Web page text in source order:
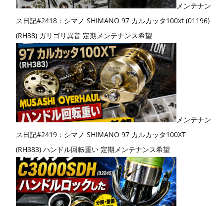
メンテナン
ス日記#2418：シマノ SHIMANO 97 カルカッタ100xt (01196)
(RH38) ガリゴリ異音 定期メンテナンス希望
メンテナン
ス日記#2419：シマノ SHIMANO 97 カルカッタ100XT
(RH383) ハンドル回転重い 定期メンテナンス希望